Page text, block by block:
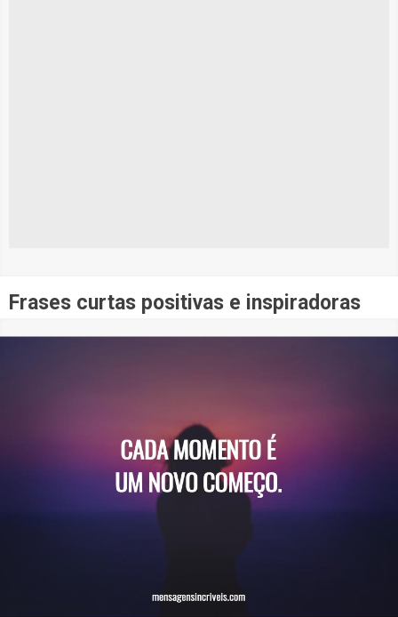
Frases curtas positivas e inspiradoras